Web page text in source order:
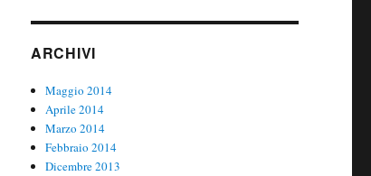
ARCHIVI
Maggio 2014
Aprile 2014
Marzo 2014
Febbraio 2014
Dicembre 2013